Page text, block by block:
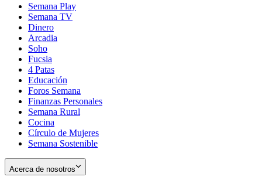
Semana Play
Semana TV
Dinero
Arcadia
Soho
in
new
window
Fucsia
in
new
window
4 Patas
Educación
Foros Semana
Finanzas Personales
Semana Rural
Cocina
Círculo de Mujeres
Semana Sostenible
Acerca de nosotros